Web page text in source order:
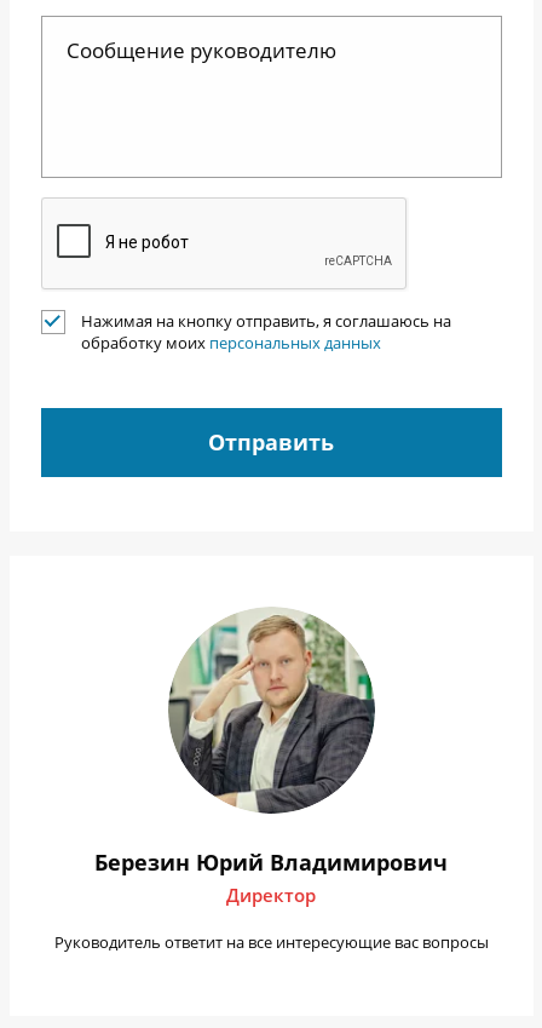
Нажимая на кнопку отправить, я соглашаюсь на
обработку моих персональных данных
Отправить
Березин Юрий Владимирович
Директор
Руководитель ответит на все интересующие вас вопросы